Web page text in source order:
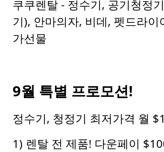
쿠쿠렌탈 - 정수기, 공기청정
기), 안마의자, 비데, 펫드라이
가선물
9월 특별 프로모션!
정수기, 청정기 최저가격 월
1) 렌탈 전 제품! 다운페이